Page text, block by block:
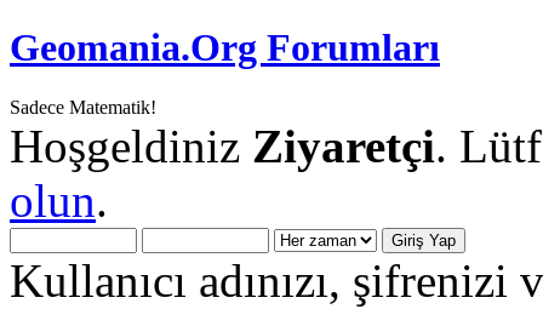
Geomania.Org Forumları
Sadece Matematik!
Hoşgeldiniz Ziyaretçi.
olun.
Kullanıcı adınızı,